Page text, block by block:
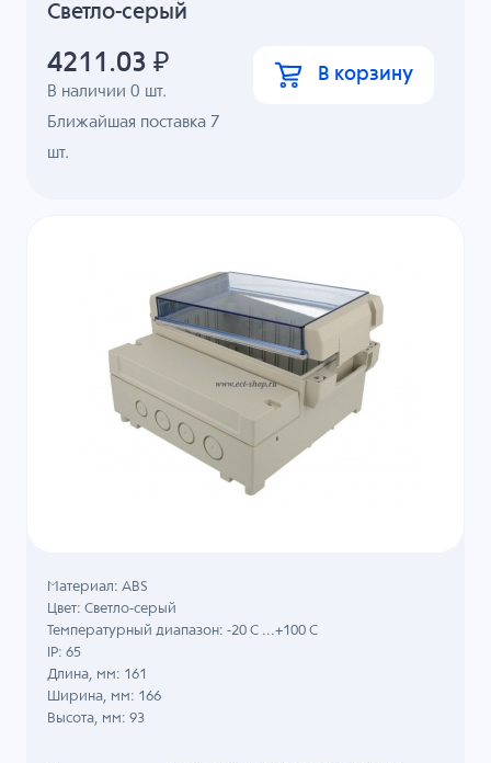
Светло-серый
В наличии0 шт.
Ближайшая поставка 7
шт.
4211.03 ₽ В корзину
Материал: ABS
Цвет: Светло-серый
Температурный диапазон: -20 C ...+100 C
IP: 65
Длина, мм: 161
Ширина, мм: 166
Высота, мм: 93